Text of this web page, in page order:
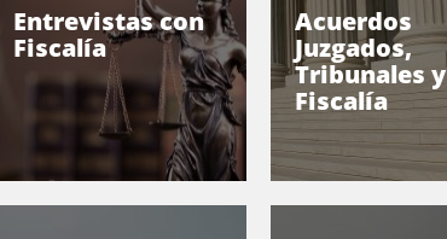
Entrevistas con
Fiscalía
Acuerdos
Juzgados,
Tribunales y
Fiscalía